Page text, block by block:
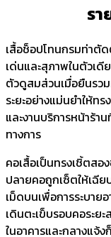
ร
เสื้อช็อปโทนกรมท่าตั
เด่นและสุภาพในตัวเ
ตัวดูสมส่วนเมื่อยืนรว
ระยะอย่างแม่นยำให้ท
และงานบริการหน้าร้
ทางการ
คอเสื้อเป็นทรงเชิ้ตส
ปลายคอถูกเซ็ตให้เฉี
เม็ดบนเพื่อการระบาย
เดินตะเข็บรอบคอระย
ในอาคารและกลางแจ้